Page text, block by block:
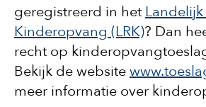
geregistreerd in het
Kinderopvang (LRK)? Dan
recht op
Bekijk de website
meer informatie over